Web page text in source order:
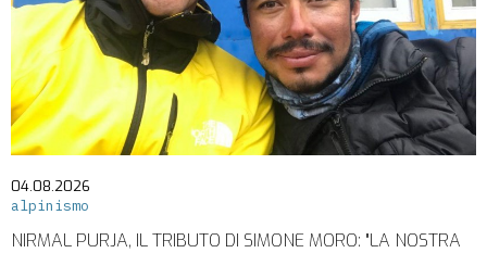
04.08.2026
alpinismo
NIRMAL PURJA, IL TRIBUTO DI SIMONE MORO: "LA NOSTRA